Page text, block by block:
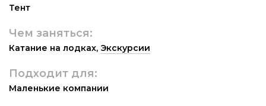
Тент
Чем заняться:
Катание на лодках, Экскурсии
Подходит для:
Маленькие компании